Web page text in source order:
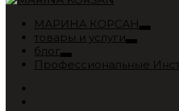
МАРИНА КОРСАН
товары и услуги
блог
Профессиональные